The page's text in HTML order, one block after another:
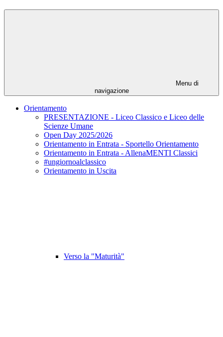
Menu di
navigazione
Orientamento
PRESENTAZIONE - Liceo Classico e Liceo delle
Scienze Umane
Open Day 2025/2026
Orientamento in Entrata - Sportello Orientamento
Orientamento in Entrata - AllenaMENTI Classici
#ungiornoalclassico
Orientamento in Uscita
Verso la "Maturità"